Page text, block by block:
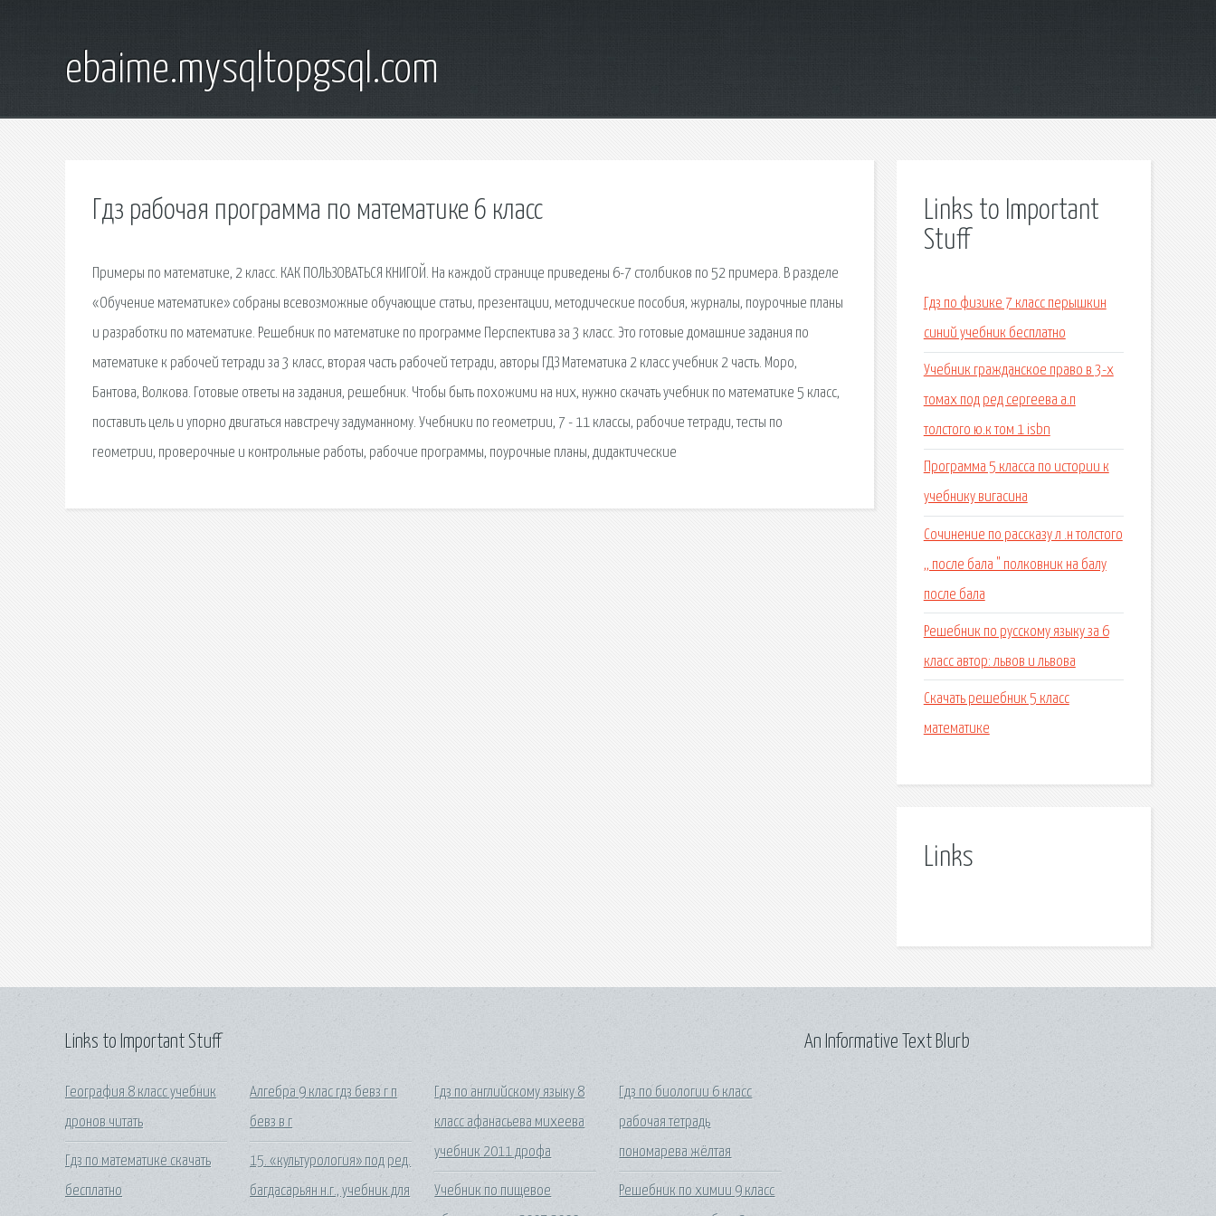
ebaime.mysqltopgsql.com
Гдз рабочая программа по математике 6 класс
Примеры по математике, 2 класс. КАК ПОЛЬЗОВАТЬСЯ КНИГОЙ. На каждой странице приведены 6-7 столбиков по 52 примера. В разделе
«Обучение математике» собраны всевозможные обучающие статьи, презентации, методические пособия, журналы, поурочные планы
и разработки по математике. Решебник по математике по программе Перспектива за 3 класс. Это готовые домашние задания по
математике к рабочей тетради за 3 класс, вторая часть рабочей тетради, авторы ГДЗ Математика 2 класс учебник 2 часть. Моро,
Бантова, Волкова. Готовые ответы на задания, решебник. Чтобы быть похожими на них, нужно скачать учебник по математике 5 класс,
поставить цель и упорно двигаться навстречу задуманному. Учебники по геометрии, 7 - 11 классы, рабочие тетради, тесты по
геометрии, проверочные и контрольные работы, рабочие программы, поурочные планы, дидактические
Links to Important
Stuff
Гдз по физике 7 класс перышкин
синий учебник бесплатно
Учебник гражданское право в 3-х
томах под ред сергеева а.п
толстого ю.к том 1 isbn
Программа 5 класса по истории к
учебнику вигасина
Сочинение по рассказу л .н толстого
,, после бала " полковник на балу
после бала
Решебник по русскому языку за 6
класс автор: львов и львова
Скачать решебник 5 класс
математике
Links
Links to Important Stuff
География 8 класс учебник
дронов читать
Гдз по математике скачать
бесплатно
Алгебра 9 клас гдз бевз г п
бевз в г
15. «культурология» под ред.
багдасарьян н.г., учебник для
Гдз по английскому языку 8
класс афанасьева михеева
учебник 2011 дрофа
Учебник по пищевое
Гдз по биологии 6 класс
рабочая тетрадь
пономарева жёлтая
Решебник по химии 9 класс
An Informative Text Blurb